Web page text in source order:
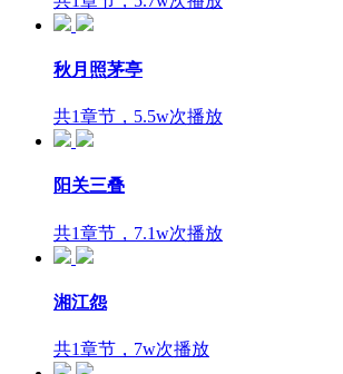
秋月照茅亭
共1章节，5.5w次播放
阳关三叠
共1章节，7.1w次播放
湘江怨
共1章节，7w次播放